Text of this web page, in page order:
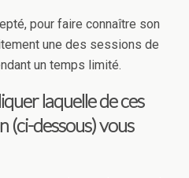
pour faire connaître son
une des sessions de
un temps limité.
laquelle de ces
(ci-dessous) vous